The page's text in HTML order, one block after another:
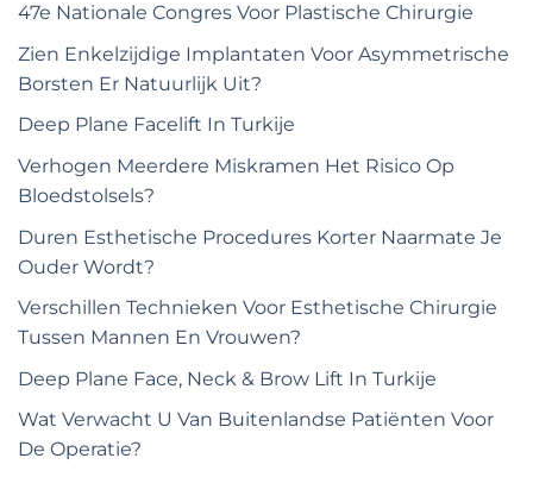
47e Nationale Congres Voor Plastische Chirurgie
Zien Enkelzijdige Implantaten Voor Asymmetrische
Borsten Er Natuurlijk Uit?
Deep Plane Facelift In Turkije
Verhogen Meerdere Miskramen Het Risico Op
Bloedstolsels?
Duren Esthetische Procedures Korter Naarmate Je
Ouder Wordt?
Verschillen Technieken Voor Esthetische Chirurgie
Tussen Mannen En Vrouwen?
Deep Plane Face, Neck & Brow Lift In Turkije
Wat Verwacht U Van Buitenlandse Patiënten Voor
De Operatie?